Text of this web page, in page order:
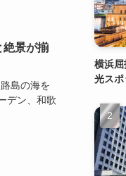
絶景が揃
島の海を
デン、和歌
横浜
光ス